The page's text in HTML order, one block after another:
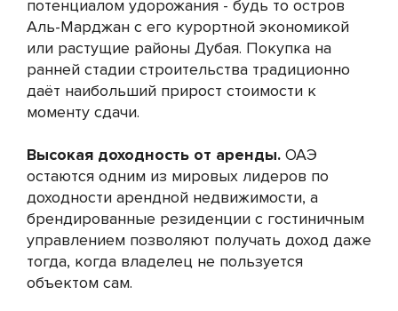
потенциалом удорожания - будь то остров
Аль-Марджан с его курортной экономикой
или растущие районы Дубая. Покупка на
ранней стадии строительства традиционно
даёт наибольший прирост стоимости к
моменту сдачи.
Высокая доходность от аренды. ОАЭ
остаются одним из мировых лидеров по
доходности арендной недвижимости, а
брендированные резиденции с гостиничным
управлением позволяют получать доход даже
тогда, когда владелец не пользуется
объектом сам.